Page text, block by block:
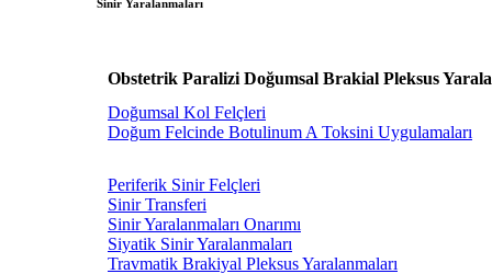
Sinir Yaralanmaları
Obstetrik Paralizi Doğumsal Brakial Pleksus
Doğumsal Kol Felçleri
Doğum Felcinde Botulinum A Toksini Uygulamaları
Periferik Sinir Felçleri
Sinir Transferi
Sinir Yaralanmaları Onarımı
Siyatik Sinir Yaralanmaları
Travmatik Brakiyal Pleksus Yaralanmaları